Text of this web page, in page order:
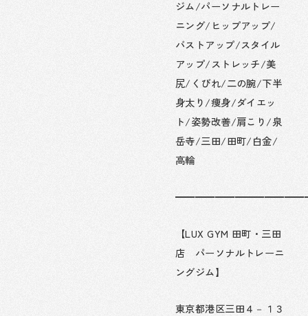
ジム/パーソナルトレー
ニング/ヒップアップ/
バストアップ/スタイル
アップ/ストレッチ/美
尻/くびれ/二の腕/下半
身太り/痩身/ダイエッ
ト/姿勢改善/肩こり/泉
岳寺/三田/田町/白金/
高輪
【LUX GYM 田町・三田
店 パーソナルトレーニ
ングジム】
東京都港区三田４－１３